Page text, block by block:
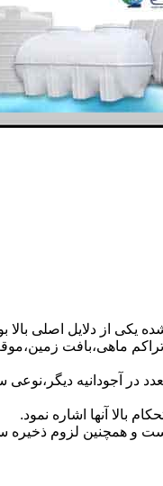
از دلایل اصلی بالا
ماهی،بافت
آجودانیه دیگر،نوعی
بالا آنها اشاره نمود.
همچنین لزوم ذخیره